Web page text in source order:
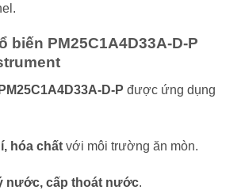
biến PM25C1A4D33A-D-P
PM25C1A4D33A-D-P được ứng dụng
hóa chấtvới môi trường ăn mòn.
nước, cấp thoát nước.